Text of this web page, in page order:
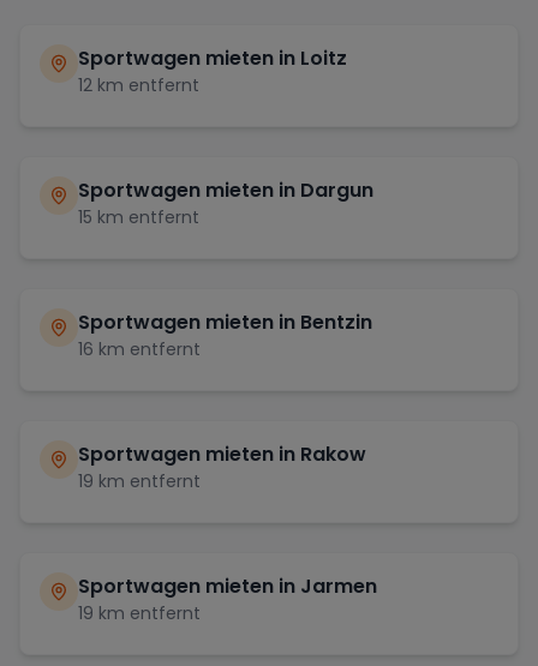
Sportwagen mieten in Loitz
12 km entfernt
Sportwagen mieten in Dargun
15 km entfernt
Sportwagen mieten in Bentzin
16 km entfernt
Sportwagen mieten in Rakow
19 km entfernt
Sportwagen mieten in Jarmen
19 km entfernt